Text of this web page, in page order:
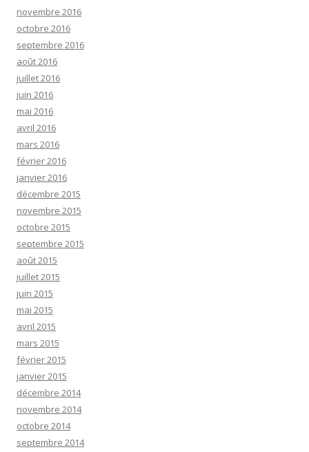
novembre 2016
octobre 2016
septembre 2016
août 2016
juillet 2016
juin 2016
mai 2016
avril 2016
mars 2016
février 2016
janvier 2016
décembre 2015
novembre 2015
octobre 2015
septembre 2015
août 2015
juillet 2015
juin 2015
mai 2015
avril 2015
mars 2015
février 2015
janvier 2015
décembre 2014
novembre 2014
octobre 2014
septembre 2014